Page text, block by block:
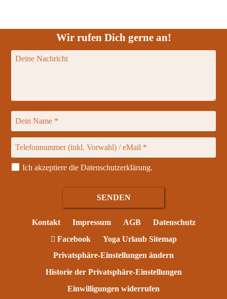
Wir rufen Dich gerne an!
Ich akzeptiere dieDatenschutzerklärung.
Kontakt Impressum AGB
Datenschutz
Facebook
Yoga Urlaub Sitemap
Privatsphäre-Einstellungen ändern
Historie der Privatsphäre-Einstellungen
Einwilligungen widerrufen